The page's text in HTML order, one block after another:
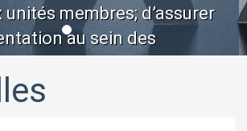
membres; d’assurer
au sein des
de ses membres aux